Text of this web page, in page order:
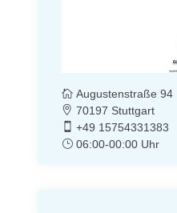
Augustenstraße 94
70197 Stuttgart
+49 15754331383
06:00-00:00 Uhr